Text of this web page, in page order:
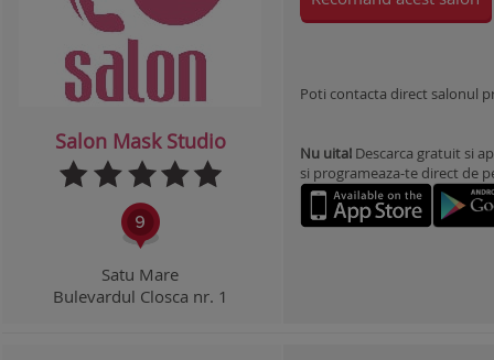
Salon Mask Studio
Satu Mare
Bulevardul Closca nr. 1
Poti contacta direct salonul
Nu uita! Descarca gratuit si
si programeaza-te direct de